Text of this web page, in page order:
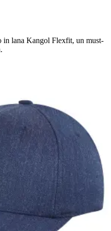
in lana Kangol Flexfit, un must-